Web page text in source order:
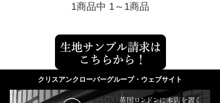
1商品中 1～1商品
クリスアンクローバーグループ・ウェブサイト